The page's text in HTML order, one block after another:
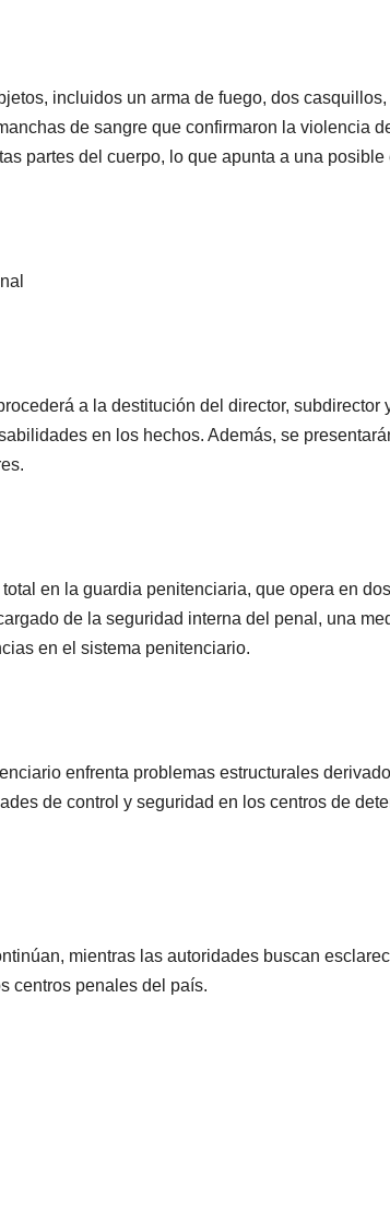
incluidos un arma de fuego, dos
de sangre que confirmaron la violencia
partes del cuerpo, lo que apunta a una
a la destitución del director, subdirector
en los hechos. Además, se
en la guardia penitenciaria, que opera en
de la seguridad interna del penal, una
en el sistema penitenciario.
enfrenta problemas estructurales
de control y seguridad en los centros de
mientras las autoridades buscan
centros penales del país.